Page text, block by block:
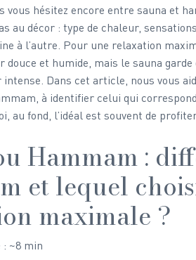
vous hésitez encore entre sauna et
au décor : type de chaleur,
à l’autre. Pour une relaxation
douce et humide, mais le sauna
Dans cet article, nous vous
à identifier celui qui
au fond, l’idéal est souvent de
Hammam :
et lequel
maximale ?
~8 min